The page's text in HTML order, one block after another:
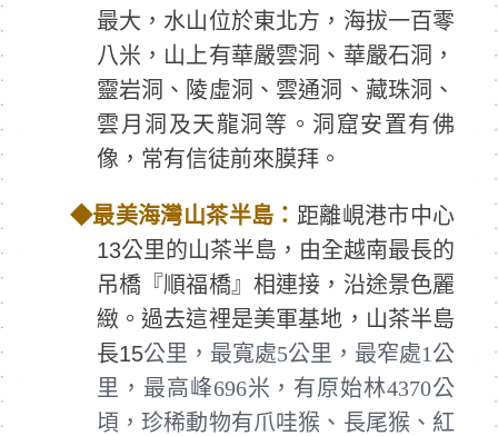
最大，水山位於東北方，海拔一百零
八米，山上有華嚴雲洞、華嚴石洞，
靈岩洞、陵虛洞、雲通洞、藏珠洞、
雲月洞及天龍洞等。洞窟安置有佛
像，常有信徒前來膜拜。
◆最美海灣山茶半島： 距離峴港市中心
13公里的山茶半島，由全越南最長的
吊橋『順福橋』相連接，沿途景色麗
緻。過去這裡是美軍基地，山茶半島
長15公里，最寬處5公里，最窄處1公
里，最高峰696米，有原始林4370公
頃，珍稀動物有爪哇猴、長尾猴、紅